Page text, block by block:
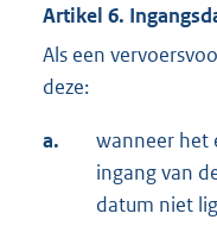
Artikel 6.
Als een
deze:
a.
wanneer het
ingang van
datum niet